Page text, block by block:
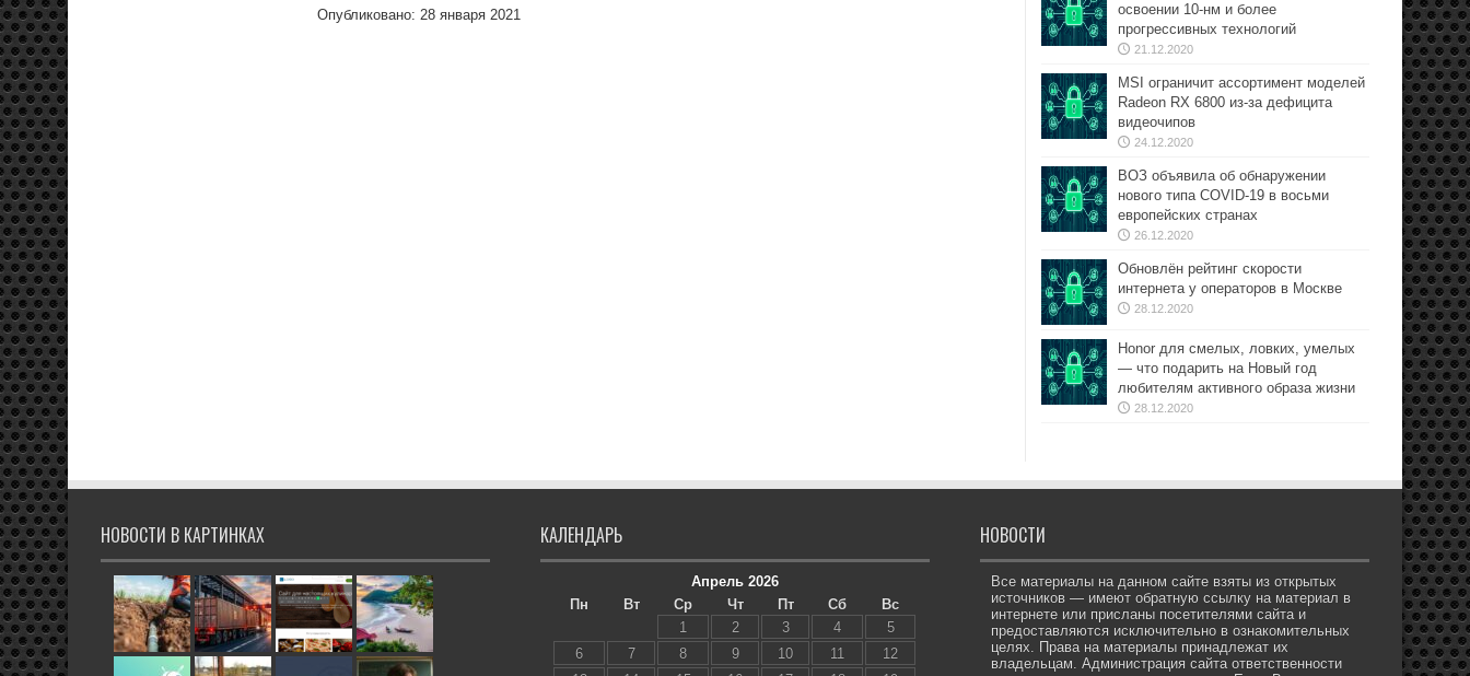
Опубликовано: 28 января 2021
освоении 10-нм и более
прогрессивных технологий
21.12.2020
MSI ограничит ассортимент моделей
Radeon RX 6800 из-за дефицита
видеочипов
24.12.2020
ВОЗ объявила об обнаружении
нового типа COVID-19 в восьми
европейских странах
26.12.2020
Обновлён рейтинг скорости
интернета у операторов в Москве
28.12.2020
Honor для смелых, ловких, умелых
— что подарить на Новый год
любителям активного образа жизни
28.12.2020
НОВОСТИ В КАРТИНКАХ КАЛЕНДАРЬ
Апрель 2026
Пн
Вт Ср Чт Пт Сб
Вс
1
2 3 4
5
6
7 8 9 10 11
12
НОВОСТИ
Все материалы на данном сайте взяты из открытых
источников — имеют обратную ссылку на материал в
интернете или присланы посетителями сайта и
предоставляются исключительно в ознакомительных
целях. Права на материалы принадлежат их
владельцам. Администрация сайта ответственности